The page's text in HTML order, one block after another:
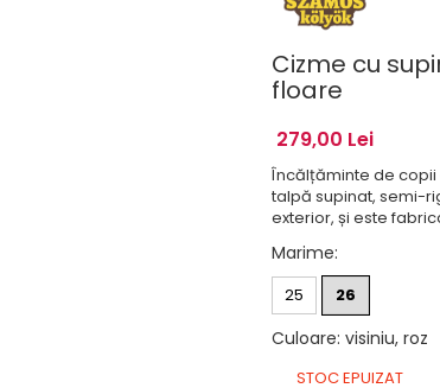
Cizme cu
floare
279,00 Lei
Încălțăminte de
talpă supinat, semi-
exterior, și este
Marime:
25 26
Culoare: visiniu, roz
STOC EPUIZAT